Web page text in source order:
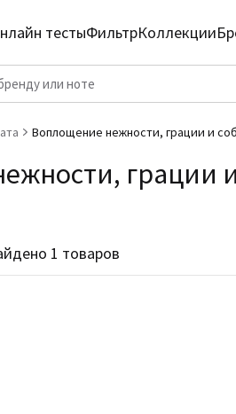
тестыФильтрКоллекции
Воплощение нежности, грации и
грации
1 товаров